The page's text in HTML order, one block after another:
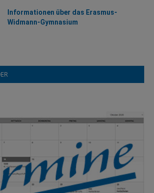
Informationen über das Erasmus-
Widmann-Gymnasium